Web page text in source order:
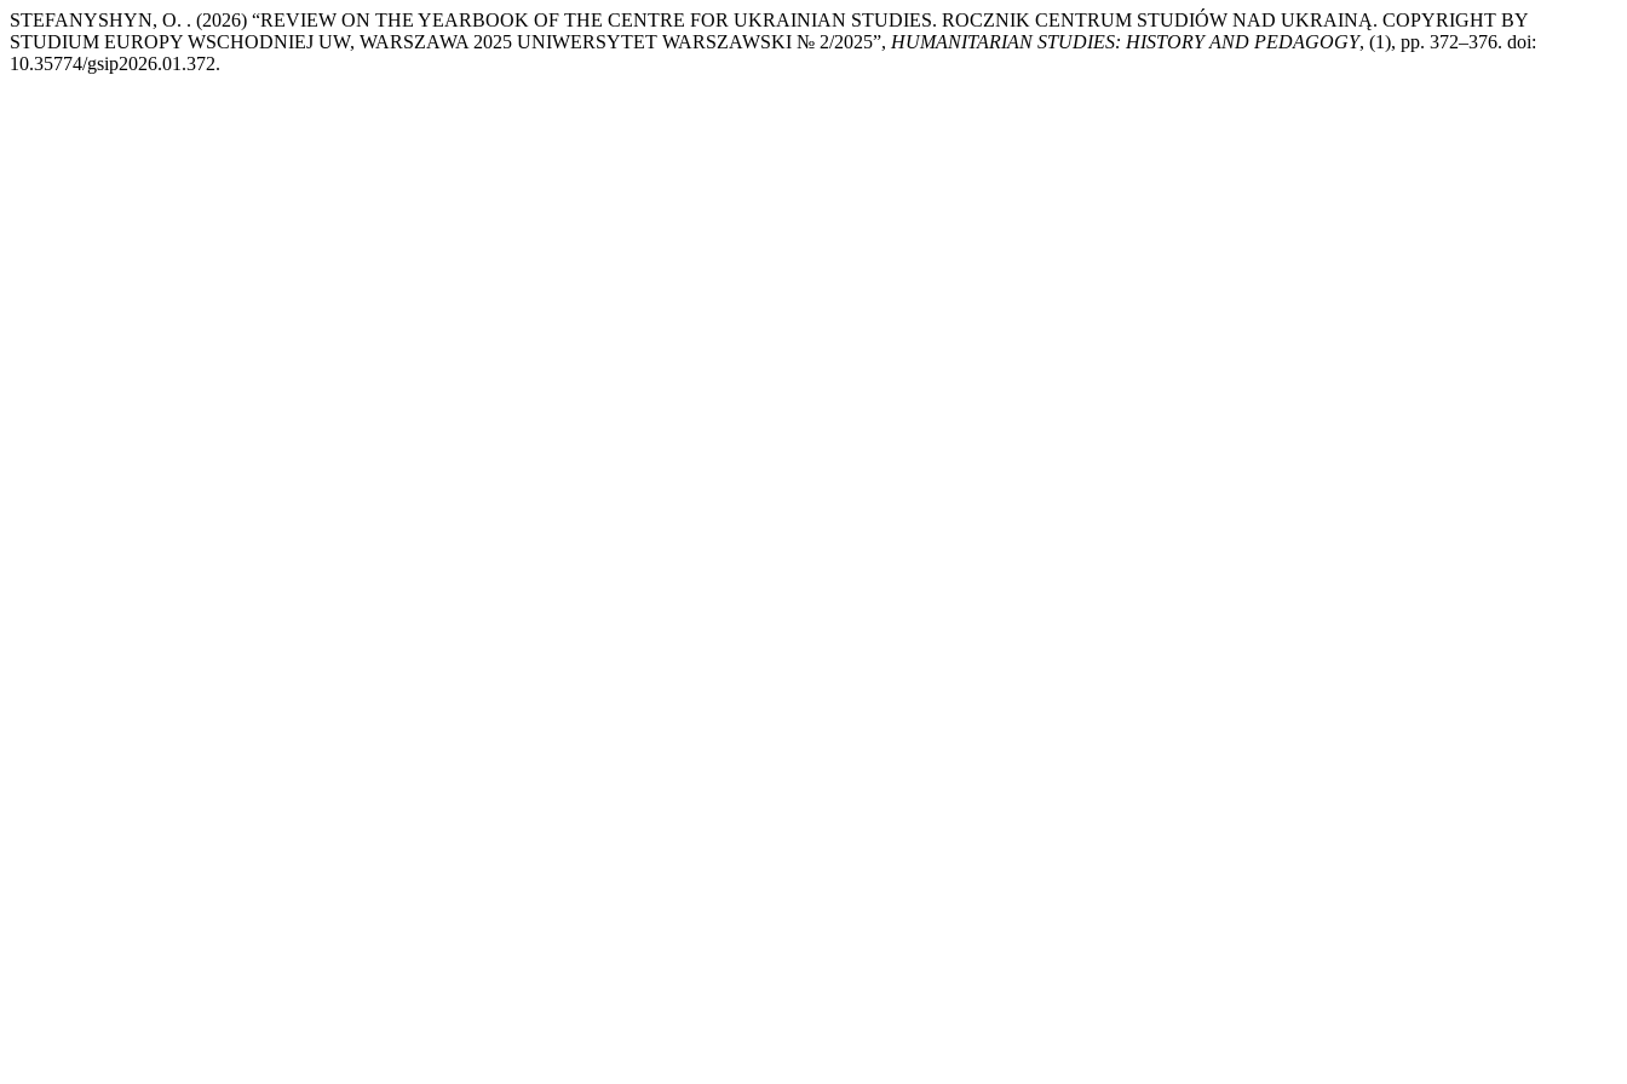
STEFANYSHYN, O. . (2026) “REVIEW ON THE YEARBOOK OF THE CENTRE FOR UKRAINIAN STUDIES. ROCZNIK CENTRUM STUDIÓW NAD UKRAINĄ. COPYRIGHT BY
STUDIUM EUROPY WSCHODNIEJ UW, WARSZAWA 2025 UNIWERSYTET WARSZAWSKI № 2/2025”, HUMANITARIAN STUDIES: HISTORY AND PEDAGOGY, (1), pp. 372–376. doi:
10.35774/gsip2026.01.372.